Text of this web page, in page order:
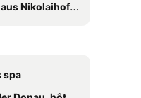
Hotel Garni
spa